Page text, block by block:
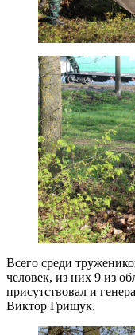
Всего среди
человек, из них 9 из
присутствовал и
Виктор Грищук.